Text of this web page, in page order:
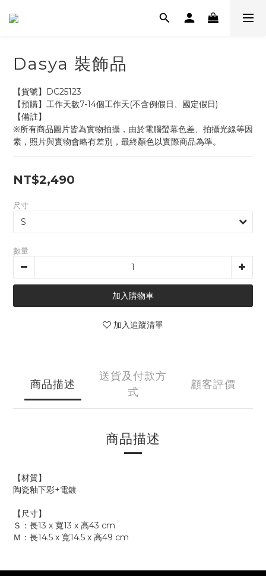
Dasya 裝飾品
【貨號】DC25123
【預購】工作天數7-14個工作天(不含例假日、國定假日)
【備註】
※所有商品圖片皆為實物拍攝，由於電腦螢幕色差、拍攝光線等因
素，照片與實物會略有差別，最終顏色以實際商品為準。
NT$2,490
尺寸
數量
加入購物車
加入追蹤清單
商品描述
送貨及付款方
式
顧客評價
商品描述
【材質】
陶瓷釉下彩+電鍍
【尺寸】
Ｓ：長13 x 寬13 x 高43 cm
Ｍ：長14.5 x 寬14.5 x 高49 cm